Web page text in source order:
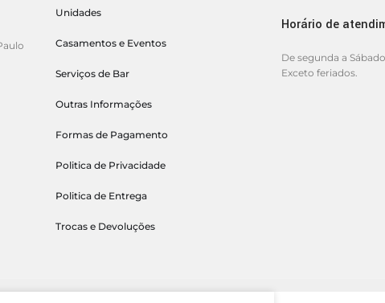
Unidades
Casamentos e Eventos
Serviços de Bar
Outras Informações
Formas de Pagamento
Politica de Privacidade
Politica de Entrega
Trocas e Devoluções
Horário de
De segunda a Sábado
Exceto feriados.